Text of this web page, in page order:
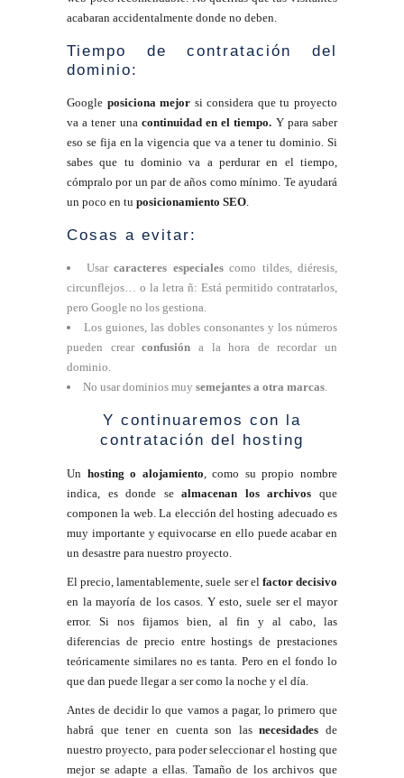
acabaran accidentalmente donde no deben.
Tiempo de contratación del
dominio:
Google posiciona mejor si considera que tu proyecto
va a tener una continuidad en el tiempo. Y para saber
eso se fija en la vigencia que va a tener tu dominio. Si
sabes que tu dominio va a perdurar en el tiempo,
cómpralo por un par de años como mínimo. Te ayudará
un poco en tu posicionamiento SEO.
Cosas a evitar:
Usarcaracteres especialescomo tildes, diéresis,
circunflejos… o la letra ñ: Está permitido contratarlos,
pero Google no los gestiona.
Los guiones, las dobles consonantes y los números
pueden crearconfusión a la hora de recordar un
dominio.
No usar dominios muysemejantes a otra marcas.
Y continuaremos con la
contratación del hosting
Un hosting o alojamiento, como su propio nombre
indica, es donde sealmacenan los archivos que
componen la web. La elección del hosting adecuado es
muy importante y equivocarse en ello puede acabar en
un desastre para nuestro proyecto.
El precio, lamentablemente, suele ser el factor decisivo
en la mayoría de los casos. Y esto, suele ser el mayor
error. Si nos fijamos bien, al fin y al cabo, las
diferencias de precio entre hostings de prestaciones
teóricamente similares no es tanta. Pero en el fondo lo
que dan puede llegar a ser como la noche y el día.
Antes de decidir lo que vamos a pagar, lo primero que
habrá que tener en cuenta son lasnecesidades de
nuestro proyecto, para poder seleccionar el hosting que
mejor se adapte a ellas. Tamaño de los archivos que